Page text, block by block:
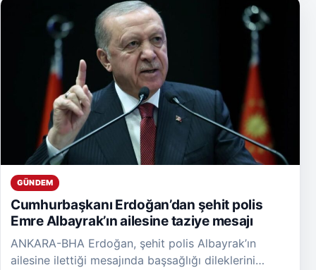
GÜNDEM
Cumhurbaşkanı Erdoğan’dan şehit polis
Emre Albayrak’ın ailesine taziye mesajı
ANKARA-BHA Erdoğan, şehit polis Albayrak’ın
ailesine ilettiği mesajında başsağlığı dileklerini